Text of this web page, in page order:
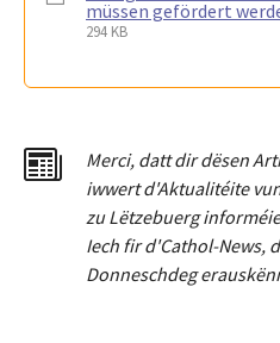
müssen gefördert
294 KB
Merci, dattdir dësen
iwwert d'Aktualitéite
zu Lëtzebuerg
Iech fir d'Cathol-News,
Donneschdeg